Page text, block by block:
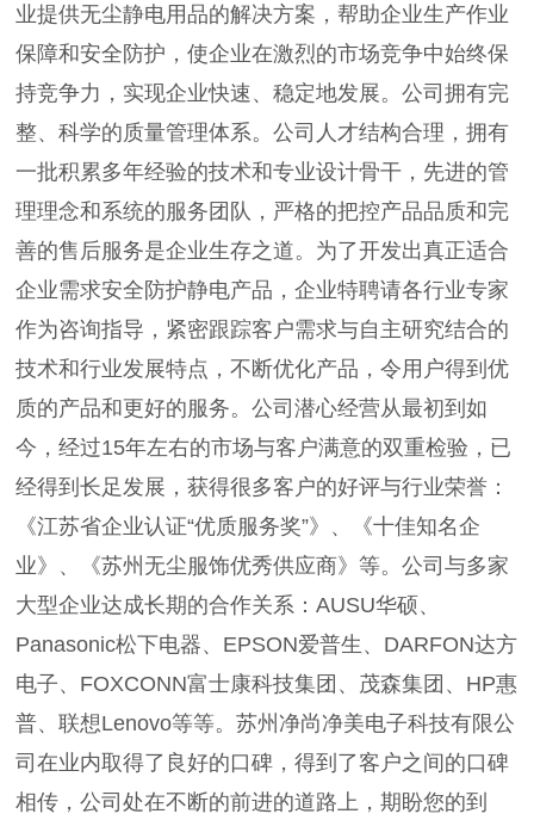
业提供无尘静电用品的解决方案，帮助企业生产作业
保障和安全防护，使企业在激烈的市场竞争中始终保
持竞争力，实现企业快速、稳定地发展。公司拥有完
整、科学的质量管理体系。公司人才结构合理，拥有
一批积累多年经验的技术和专业设计骨干，先进的管
理理念和系统的服务团队，严格的把控产品品质和完
善的售后服务是企业生存之道。为了开发出真正适合
企业需求安全防护静电产品，企业特聘请各行业专家
作为咨询指导，紧密跟踪客户需求与自主研究结合的
技术和行业发展特点，不断优化产品，令用户得到优
质的产品和更好的服务。公司潜心经营从最初到如
今，经过15年左右的市场与客户满意的双重检验，已
经得到长足发展，获得很多客户的好评与行业荣誉：
《江苏省企业认证“优质服务奖”》、《十佳知名企
业》、《苏州无尘服饰优秀供应商》等。公司与多家
大型企业达成长期的合作关系：AUSU华硕、
Panasonic松下电器、EPSON爱普生、DARFON达方
电子、FOXCONN富士康科技集团、茂森集团、HP惠
普、联想Lenovo等等。苏州净尚净美电子科技有限公
司在业内取得了良好的口碑，得到了客户之间的口碑
相传，公司处在不断的前进的道路上，期盼您的到